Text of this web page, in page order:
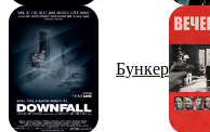
Бункер